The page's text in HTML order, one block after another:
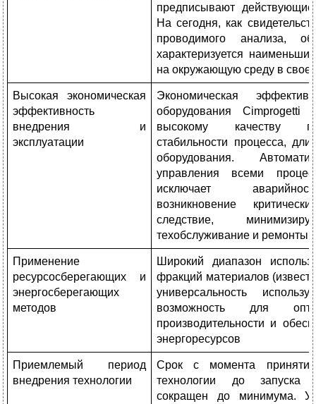
предписывают
На сегодня, как
проводимого анализа,
характеризуется
на окружающую среду в
Высокая экономическая
эффективность
внедрения и
эксплуатации
Экономическая
оборудования Cimprogetti
высокому качеству
стабильности процесса,
оборудования.
управления всеми
исключает
возникновение
следствие,
техобслуживание и ремонты
Применение
ресурсосберегающих и
энергосберегающих
методов
Широкий диапазон
фракций материалов
универсальность
возможность для
производительности и
энергоресурсов
Приемлемый период
внедрения технологии
Срок с момента
технологии до запуска
сокращен до минимума.